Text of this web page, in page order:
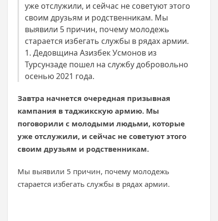
уже отслужили, и сейчас не советуют этого
своим друзьям и родственникам. Мы
выявили 5 причин, почему молодежь
старается избегать службы в рядах армии.
1. Дедовщина Азизбек Усмонов из
Турсунзаде пошел на службу добровольно
осенью 2021 года.
Завтра начнется очередная призывная
кампания в таджикскую армию. Мы
поговорили с молодыми людьми, которые
уже отслужили, и сейчас не советуют этого
своим друзьям и родственникам.
Мы выявили 5 причин, почему молодежь
старается избегать службы в рядах армии.